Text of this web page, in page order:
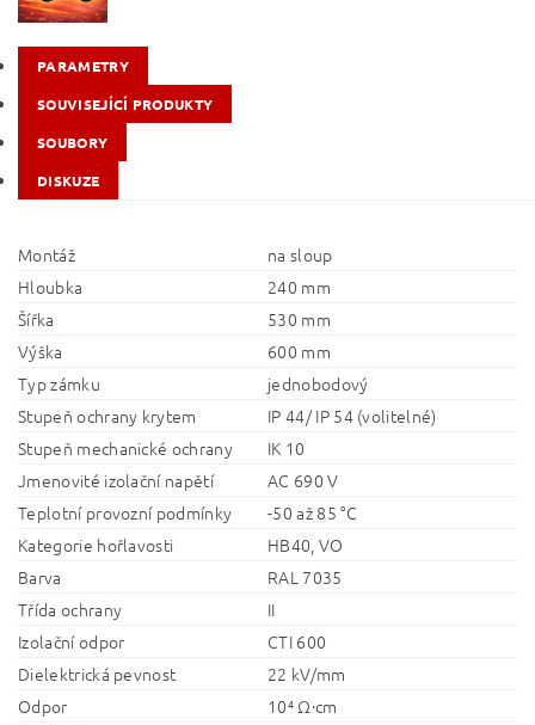
PARAMETRY
SOUVISEJÍCÍ PRODUKTY
SOUBORY
DISKUZE
Montáž
na sloup
Hloubka
240 mm
Šířka
530 mm
Výška
600 mm
Typ zámku
jednobodový
Stupeň ochrany krytem
IP 44/ IP 54 (volitelné)
Stupeň mechanické ochrany
IK 10
Jmenovité izolační napětí
AC 690 V
Teplotní provozní podmínky
-50 až 85 °C
Kategorie hořlavosti
HB40, VO
Barva
RAL 7035
Třída ochrany
II
Izolační odpor
CTI 600
Dielektrická pevnost
22 kV/mm
Odpor
10⁴ Ω·cm